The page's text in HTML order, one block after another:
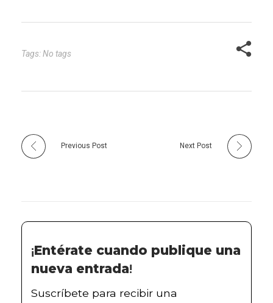
Tags: No tags
Previous Post Next Post
¡Entérate cuando publique una
nueva entrada!
Suscríbete para recibir una